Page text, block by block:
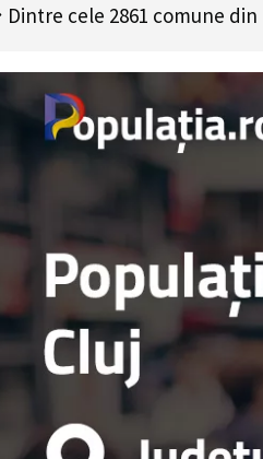
Dintre cele 2861 comune din